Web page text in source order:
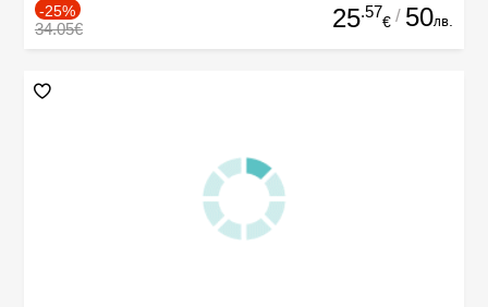
-25%
34.05€ 25.57
€ / 50лв.